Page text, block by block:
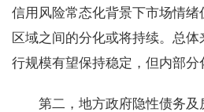
信用风险常态化背景下市场情绪
区域之间的分化或将持续。总
行规模有望保持稳定，但内部分
第二，地方政府隐性债务